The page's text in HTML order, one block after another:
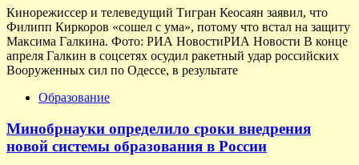
Кинорежиссер и телеведущий Тигран Кеосаян заявил, что
Филипп Киркоров «сошел с ума», потому что встал на защиту
Максима Галкина. Фото: РИА НовостиРИА Новости В конце
апреля Галкин в соцсетях осудил ракетный удар российских
Вооруженных сил по Одессе, в результате
Образование
Минобрнауки определило сроки внедрения
новой системы образования в России